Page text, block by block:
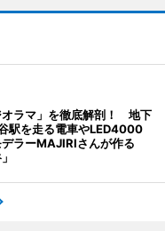
オラマ」を徹底解剖！ 地下
駅を走る電車やLED4000
ラーMAJIRIさんが作る